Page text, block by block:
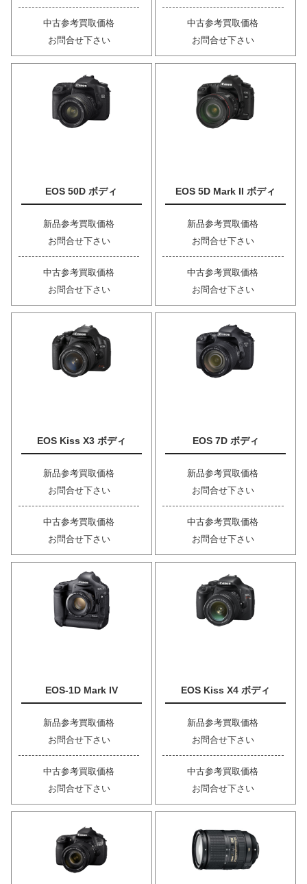
中古参考買取価格
お問合せ下さい
中古参考買取価格
お問合せ下さい
EOS 50D ボディ
新品参考買取価格
お問合せ下さい
中古参考買取価格
お問合せ下さい
EOS 5D Mark II ボディ
新品参考買取価格
お問合せ下さい
中古参考買取価格
お問合せ下さい
EOS Kiss X3 ボディ
新品参考買取価格
お問合せ下さい
中古参考買取価格
お問合せ下さい
EOS 7D ボディ
新品参考買取価格
お問合せ下さい
中古参考買取価格
お問合せ下さい
EOS-1D Mark IV
新品参考買取価格
お問合せ下さい
中古参考買取価格
お問合せ下さい
EOS Kiss X4 ボディ
新品参考買取価格
お問合せ下さい
中古参考買取価格
お問合せ下さい